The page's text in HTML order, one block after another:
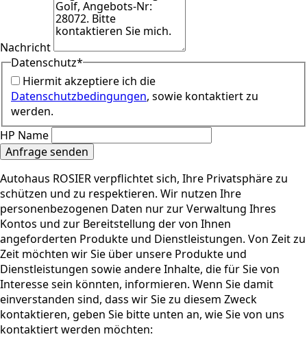
Nachricht
Datenschutz*
Hiermit akzeptiere ich die
Datenschutzbedingungen, sowie kontaktiert zu
werden.
HP Name
Anfrage senden
Autohaus ROSIER verpflichtet sich, Ihre Privatsphäre zu
schützen und zu respektieren. Wir nutzen Ihre
personenbezogenen Daten nur zur Verwaltung Ihres
Kontos und zur Bereitstellung der von Ihnen
angeforderten Produkte und Dienstleistungen. Von Zeit zu
Zeit möchten wir Sie über unsere Produkte und
Dienstleistungen sowie andere Inhalte, die für Sie von
Interesse sein könnten, informieren. Wenn Sie damit
einverstanden sind, dass wir Sie zu diesem Zweck
kontaktieren, geben Sie bitte unten an, wie Sie von uns
kontaktiert werden möchten: